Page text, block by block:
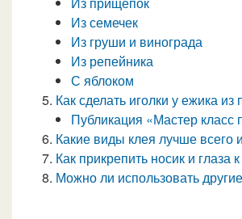
Из семечек
Из груши и винограда
Из репейника
С яблоком
Как сделать иголки у ежика
Публикация «Мастер класс
Какие виды клея лучше всего
Как прикрепить носик и глаза
Можно ли использовать